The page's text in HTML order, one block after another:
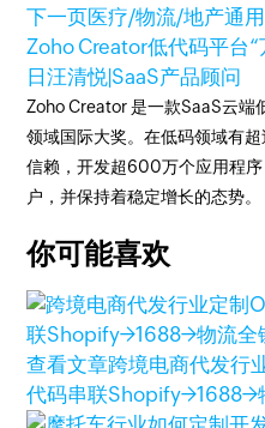
下一页医疗/物流/地产通
Zoho Creator低代码平台“
日汪清悦|SaaS产品顾问
Zoho Creator 是一款SaaS云端
领域国际大奖。在低码领域有
信赖，开发超600万个应用程
户，并保持着稳定增长的态势。
你可能喜欢
查看文章跨境电商代发行
代码串联Shopify→1688→